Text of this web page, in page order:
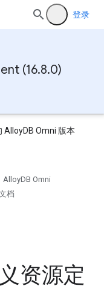
登录
(16.8.0)
AlloyDB Omni 版本
AlloyDB Omni
档
资源定